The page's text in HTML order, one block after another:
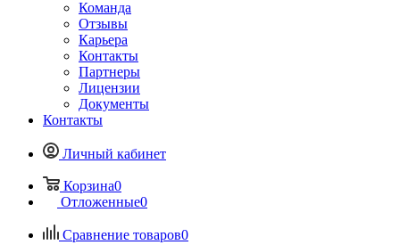
Команда
Отзывы
Карьера
Контакты
Партнеры
Лицензии
Документы
Контакты
Личный кабинет
Корзина0
Отложенные0
Сравнение товаров0